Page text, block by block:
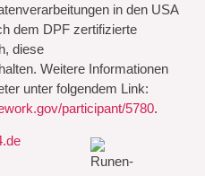
in den USA
dem DPF zertifizierte
diese
Weitere Informationen
unter folgendem Link:
participant/5780.